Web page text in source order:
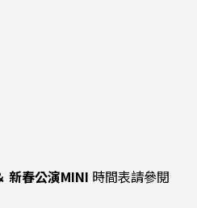
新春公演MINI 時間表請參閱